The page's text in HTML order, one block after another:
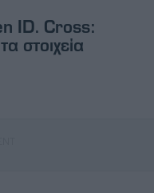
ID. Cross:
στοιχεία